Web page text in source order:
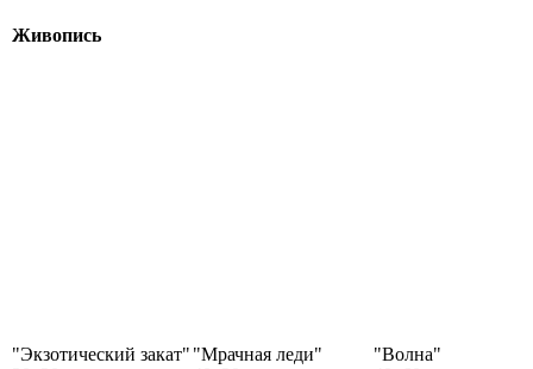
Живопись
"Экзотический закат" "Мрачная леди"
"Волна"